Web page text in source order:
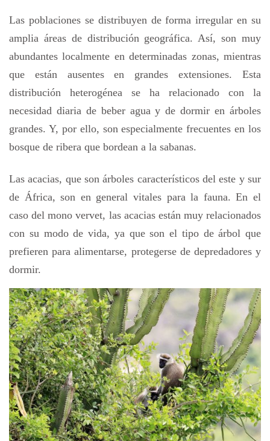
Las poblaciones se distribuyen de forma irregular en su
amplia áreas de distribución geográfica. Así, son muy
abundantes localmente en determinadas zonas, mientras
que están ausentes en grandes extensiones. Esta
distribución heterogénea se ha relacionado con la
necesidad diaria de beber agua y de dormir en árboles
grandes. Y, por ello, son especialmente frecuentes en los
bosque de ribera que bordean a la sabanas.
Las acacias, que son árboles característicos del este y sur
de África, son en general vitales para la fauna. En el
caso del mono vervet, las acacias están muy relacionados
con su modo de vida, ya que son el tipo de árbol que
prefieren para alimentarse, protegerse de depredadores y
dormir.